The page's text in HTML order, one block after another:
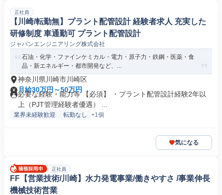
正社員
【川崎/転勤無】プラント配管設計 経験者求人 充実した
研修制度 車通勤可 プラント配管設計
ジャパンエンジニアリング株式会社
石油・化学・ファインケミカル・電力・原子力・鉄鋼・医薬・食
品・新エネルギー・都市開発など、...
神奈川県川崎市川崎区
月給30万円～50万円
必要な経験・能力等 【必須】 ・プラント配管設計経験2年以
上（PJT管理経験者優遇） ...
業界未経験歓迎 転勤なし +1個
気になる
正社員
FF【営業技術/川崎】水力発電事業/働きやすさ /事業伸長
機械技術営業